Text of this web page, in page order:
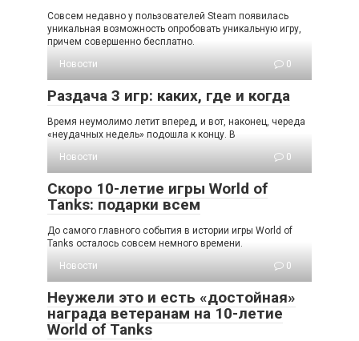
Совсем недавно у пользователей Steam появилась
уникальная возможность опробовать уникальную игру,
причем совершенно бесплатно.
Новости
0
Раздача 3 игр: каких, где и когда
Время неумолимо летит вперед, и вот, наконец, череда
«неудачных недель» подошла к концу. В
Новости
0
Скоро 10-летие игры World of
Tanks: подарки всем
До самого главного события в истории игры World of
Tanks осталось совсем немного времени.
Новости
0
Неужели это и есть «достойная»
награда ветеранам на 10-летие
World of Tanks